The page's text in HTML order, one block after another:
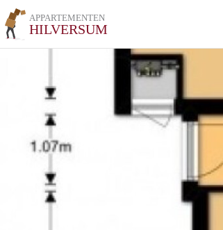
APPARTEMENTEN
HILVERSUM